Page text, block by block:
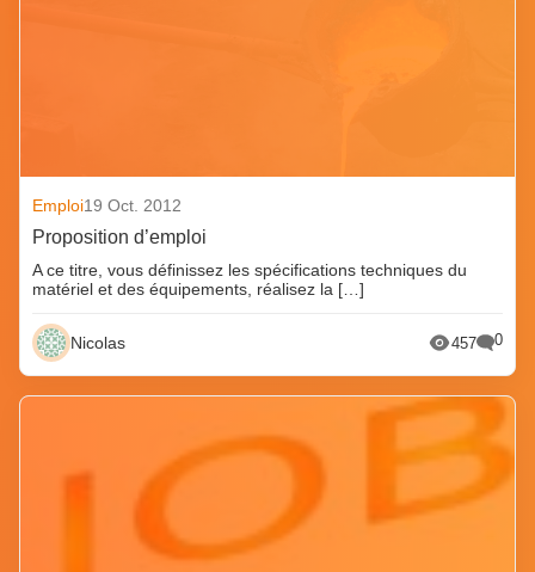
Emploi19 Oct. 2012
Proposition d’emploi
A ce titre, vous définissez les spécifications techniques du
matériel et des équipements, réalisez la […]
Nicolas 457 0